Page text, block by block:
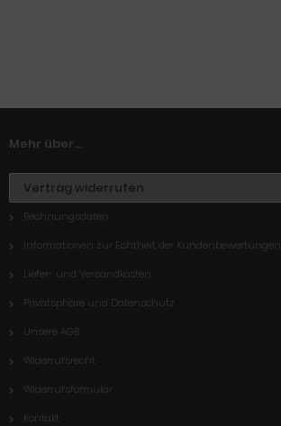
Mehr über...
Vertrag widerrufen
Rechnungsdaten
Informationen zur Echtheit der Kundenbewertungen
Liefer- und Versandkosten
Privatsphäre und Datenschutz
Unsere AGB
Widerrufsrecht
Widerrufsformular
Kontakt